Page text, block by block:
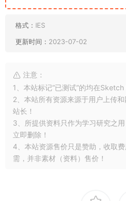
格式： IES
更新时间： 2023-07-02
注意：
1、本站标记“已测试”的均在
2、本站所有资源来源于用户上传
站长！
3、所提供资料只作为学习研究之
立即删除！
4、本站资源售价只是赞助，收取
需，并非素材（资料）售价！